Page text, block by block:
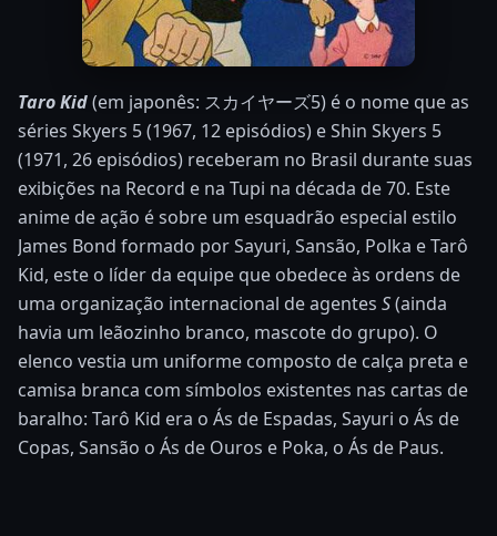
Taro Kid(em japonês: スカイヤーズ5) é o nome que as
séries Skyers 5 (1967, 12 episódios) e Shin Skyers 5
(1971, 26 episódios) receberam no Brasil durante suas
exibições na Record e na Tupi na década de 70. Este
anime de ação é sobre um esquadrão especial estilo
James Bond formado por Sayuri, Sansão, Polka e Tarô
Kid, este o líder da equipe que obedece às ordens de
uma organização internacional de agentes S(ainda
havia um leãozinho branco, mascote do grupo). O
elenco vestia um uniforme composto de calça preta e
camisa branca com símbolos existentes nas cartas de
baralho: Tarô Kid era o Ás de Espadas, Sayuri o Ás de
Copas, Sansão o Ás de Ouros e Poka, o Ás de Paus.